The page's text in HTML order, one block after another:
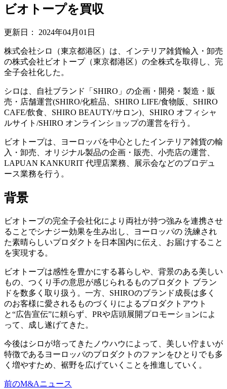
ビオトープを買収
更新日： 2024年04月01日
株式会社シロ（東京都港区）は、インテリア雑貨輸入・卸売
の株式会社ビオトープ（東京都港区）の全株式を取得し、完
全子会社化した。
シロは、自社ブランド「SHIRO」の企画・開発・製造・販
売・店舗運営(SHIRO/化粧品、SHIRO LIFE/食物販、SHIRO
CAFE/飲食、SHIRO BEAUTY/サロン)、SHIRO オフィシャ
ルサイト/SHIRO オンラインショップの運営を行う。
ビオトープは、ヨーロッパを中心としたインテリア雑貨の輸
入・卸売、オリジナル製品の企画・販売、小売店の運営、
LAPUAN KANKURIT 代理店業務、展示会などのプロデュ
ース業務を行う。
背景
ビオトープの完全子会社化により両社が持つ強みを連携させ
ることでシナジー効果を生み出し、ヨーロッパの 洗練され
た素晴らしいプロダクトを日本国内に伝え、お届けすること
を実現する。
ビオトープは感性を豊かにする暮らしや、背景のある美しい
もの、つくり手の意思が感じられるものプロダクト ブラン
ドを数多く取り扱う。一方、SHIROのブランド成長は多く
のお客様に愛されるものづくりによるプロダクトアウト
と“広告宣伝”に頼らず、PRや店頭展開プロモーションによ
って、成し遂げてきた。
今後はシロが培ってきたノウハウによって、美しい佇まいが
特徴であるヨーロッパのプロダクトのファンをひとりでも多
く増やすため、裾野を広げていくことを推進していく。
前のM&Aニュース